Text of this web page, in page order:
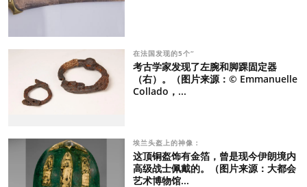
在法国发现的5个“
考古学家发现了左腕和脚踝固定器
（右）。（图片来源：© Emmanuelle
Collado，...
埃兰头盔上的神像：
这顶铜盔饰有金箔，曾是现今伊朗境内
高级战士佩戴的。（图片来源：大都会
艺术博物馆...